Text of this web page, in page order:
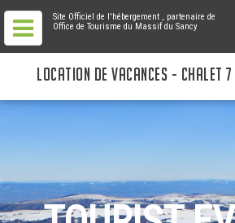
Site Officiel de l'hébergement , partenaire de
Office de Tourisme du Massif du Sancy
LOCATION DE VACANCES - CHALET